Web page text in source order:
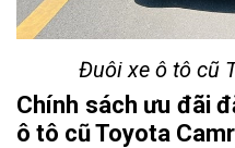
Đuôi xe ô tô cũ
Chính sách ưu đãi
ô tô cũ Toyota